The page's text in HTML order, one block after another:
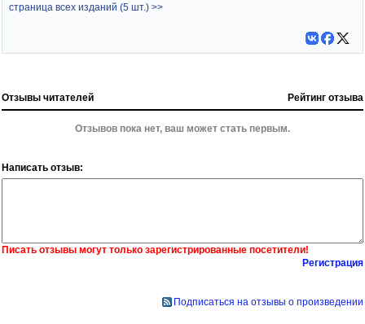
страница всех изданий (5 шт.) >>
Отзывы читателей Рейтинг отзыва
Отзывов пока нет, ваш может стать первым.
Написать отзыв:
Писать отзывы могут только зарегистрированные посетители!
Регистрация
Подписаться на отзывы о произведении